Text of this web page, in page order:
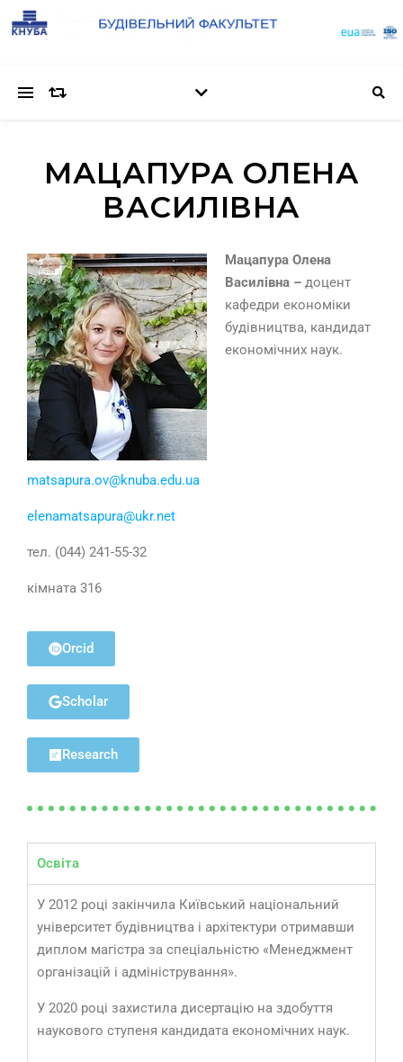
МАЦАПУРА ОЛЕНА
ВАСИЛІВНА
Мацапура Олена
Василівна – доцент
кафедри економіки
будівництва, кандидат
економічних наук.
matsapura.ov@knuba.edu.ua
elenamatsapura@ukr.net
тел. (044) 241-55-32
кімната 316
Orcid
Scholar
Research
Освіта
У 2012 році закінчила Київський національний
університет будівництва і архітектури отримавши
диплом магістра за спеціальністю «Менеджмент
організацій і адміністрування».
У 2020 році захистила дисертацію на здобуття
наукового ступеня кандидата економічних наук.